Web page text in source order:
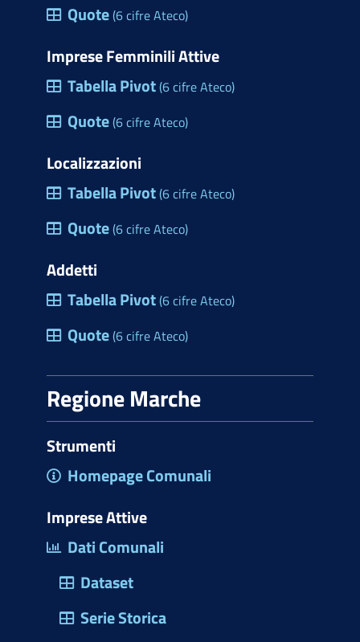
Quote(6 cifre Ateco)
Imprese Femminili Attive
Tabella Pivot(6 cifre Ateco)
Quote(6 cifre Ateco)
Localizzazioni
Tabella Pivot(6 cifre Ateco)
Quote(6 cifre Ateco)
Addetti
Tabella Pivot(6 cifre Ateco)
Quote(6 cifre Ateco)
Regione Marche
Strumenti
Homepage Comunali
Imprese Attive
Dati Comunali
Dataset
Serie Storica